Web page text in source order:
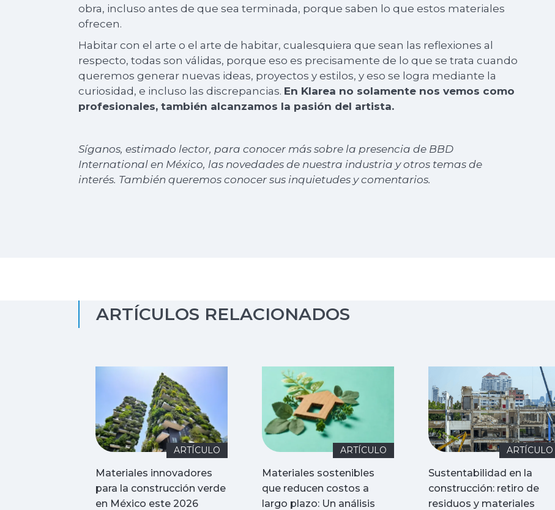
obra, incluso antes de que sea terminada, porque saben lo que estos materiales
ofrecen.
Habitar con el arte o el arte de habitar, cualesquiera que sean las reflexiones al
respecto, todas son válidas, porque eso es precisamente de lo que se trata cuando
queremos generar nuevas ideas, proyectos y estilos, y eso se logra mediante la
curiosidad, e incluso las discrepancias. En Klarea no solamente nos vemos como
profesionales, también alcanzamos la pasión del artista.
Síganos, estimado lector, para conocer más sobre la presencia de BBD
International en México, las novedades de nuestra industria y otros temas de
interés. También queremos conocer sus inquietudes y comentarios.
ARTÍCULOS RELACIONADOS
ARTÍCULO
Materiales innovadores
para la construcción verde
en México este 2026
ARTÍCULO
Materiales sostenibles
que reducen costos a
largo plazo: Un análisis
ARTÍCULO
Sustentabilidad en la
construcción: retiro de
residuos y materiales